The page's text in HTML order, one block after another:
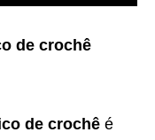
de crochê
de crochê é